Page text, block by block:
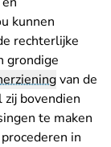
kunnen
rechterlijke
grondige
van de
bovendien
te maken
in